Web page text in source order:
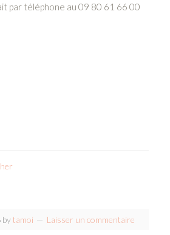
par téléphone au 09 80 61 66 00
bytamoi Laisser un commentaire